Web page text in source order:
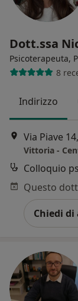
Dott.ssa
Psicoterapeuta,
8
Indirizzo
Via Piave
Vittoria -
Colloquio
Chiedi